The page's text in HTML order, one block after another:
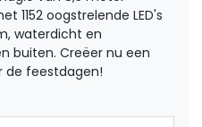
1152 oogstrelende LED's
waterdicht en
buiten. Creëer nu een
de feestdagen!